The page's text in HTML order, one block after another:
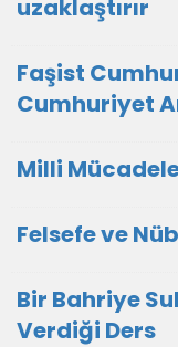
uzaklaştırır
Faşist
Cumhuriyet
Milli
Felsefe ve
Bir Bahriye
Verdiği Ders